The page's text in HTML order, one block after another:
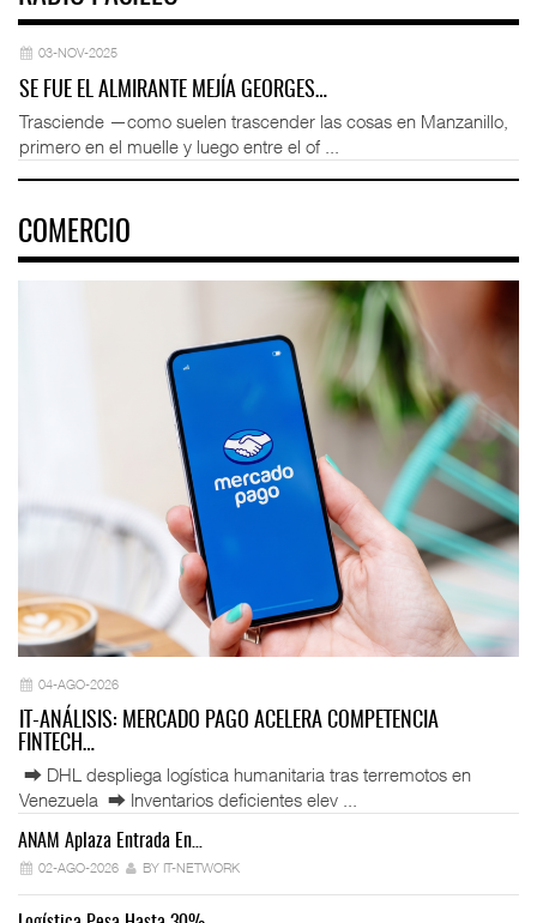
03-NOV-2025
SE FUE EL ALMIRANTE MEJÍA GEORGES…
Trasciende —como suelen trascender las cosas en Manzanillo,
primero en el muelle y luego entre el of ...
COMERCIO
04-AGO-2026
IT-ANÁLISIS: MERCADO PAGO ACELERA COMPETENCIA
FINTECH…
⮕ DHL despliega logística humanitaria tras terremotos en
Venezuela ⮕ Inventarios deficientes elev ...
ANAM Aplaza Entrada En…
02-AGO-2026 BY IT-NETWORK